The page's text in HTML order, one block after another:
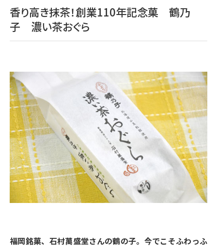
香り高き抹茶！創業110年記念菓 鶴乃
子 濃い茶おぐら
福岡銘菓、石村萬盛堂さんの鶴の子。今でこそふわっふ